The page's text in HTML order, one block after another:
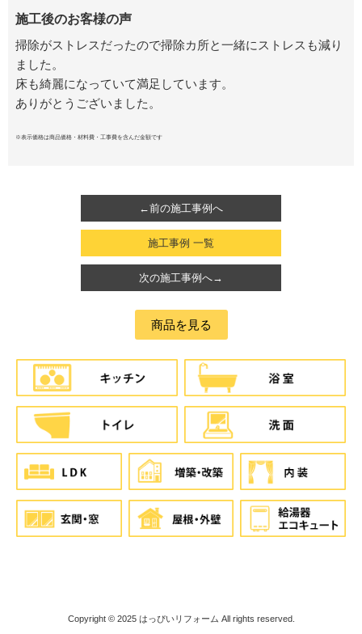
施工後のお客様の声
掃除がストレスだったので掃除カ所と一緒にストレスも減り
ました。
床も綺麗になっていて満足しています。
ありがとうございました。
※表示価格は商品価格・材料費・工事費を含んだ金額です
←前の施工事例へ
施工事例 一覧
次の施工事例へ→
商品を見る
Copyright © 2025 はっぴいリフォーム All rights reserved.